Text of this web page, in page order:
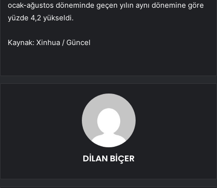
ocak-ağustos döneminde geçen yılın aynı dönemine göre
yüzde 4,2 yükseldi.
Kaynak: Xinhua / Güncel
DİLAN BİÇER